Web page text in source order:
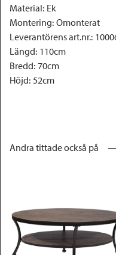
Material: Ek
Montering: Omonterat
Leverantörens art.nr.:
Längd: 110cm
Bredd: 70cm
Höjd: 52cm
Andra tittade också på